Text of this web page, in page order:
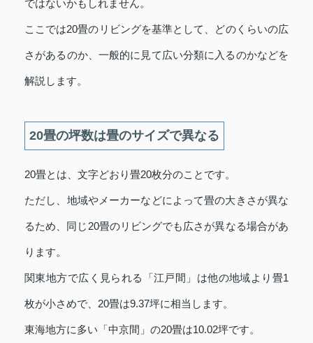
ではないかもしれません。
ここでは20畳のリビングを基準として、どのくらいの広
さがあるのか、一般的に見て広い分類に入るのかなどを
解説します。
20畳の坪数は畳のサイズで異なる
20畳とは、文字どおり畳20枚分のことです。
ただし、地域やメーカーなどによって畳の大きさが異な
るため、同じ20畳のリビングでも広さが異なる場合があ
ります。
関東地方で広く見られる「江戸間」は他の地域より畳1
枚が小さめで、20畳は9.37坪に相当します。
東海地方に多い「中京間」の20畳は10.02坪です。